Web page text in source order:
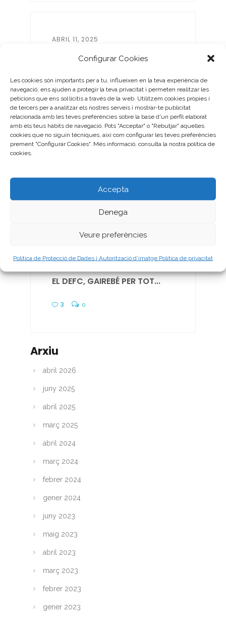
Configurar Cookies
Les cookies són importants per a tu, influeixen en la teva experiència de
navegació, ens ajuden a protegir la teva privacitat i permeten realitzar les
peticions que ens sol·licitis a través de la web. Utilitzem cookies pròpies i
de tercers per a analitzar els nostres serveis i mostrar-te publicitat
relacionada amb les teves preferències sobre la base d'un perfil elaborat
amb els teus hàbits de navegació. Pots "Acceptar" o "Rebutjar" aquelles
cookies que no siguin tècniques, així com configurar les teves preferències
prement "Configurar Cookies". Més informació, consulta la nostra política de
cookies.
Accepta
Denega
Veure preferències
Política de Protecció de Dades i Autorització d’imatge. Política de privacitat
ABRIL 11, 2025
EL CONCURS FOTOGRÀFIC
3 0
DEFC SEMPRE, PERÒ DEMÀ...
3
ABRIL 4, 2025
EL DEFC, GAIREBÉ PER TOT...
3 0
Arxiu
abril 2026
juny 2025
abril 2025
març 2025
abril 2024
març 2024
febrer 2024
gener 2024
juny 2023
maig 2023
abril 2023
març 2023
febrer 2023
gener 2023